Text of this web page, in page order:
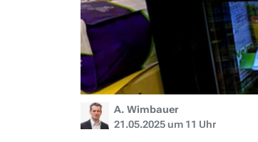
A. Wimbauer
21.05.2025 um 11 Uhr